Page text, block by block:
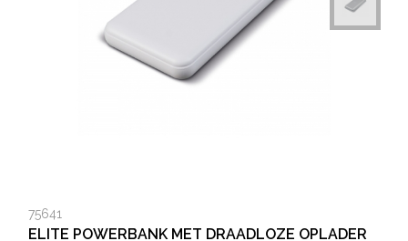
75641
ELITE POWERBANK MET DRAADLOZE OPLADER